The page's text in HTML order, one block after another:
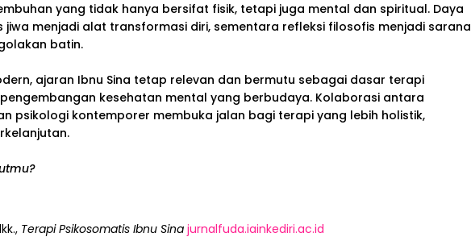
yang tidak hanya bersifat fisik, tetapi juga mental dan spiritual. Daya
jiwa menjadi alat transformasi diri, sementara refleksi filosofis menjadi sarana
batin.
ajaran Ibnu Sina tetap relevan dan bermutu sebagai dasar terapi
kesehatan mental yang berbudaya. Kolaborasi antara
psikologi kontemporer membuka jalan bagi terapi yang lebih holistik,
Terapi Psikosomatis Ibnu Sina jurnalfuda.iainkediri.ac.id